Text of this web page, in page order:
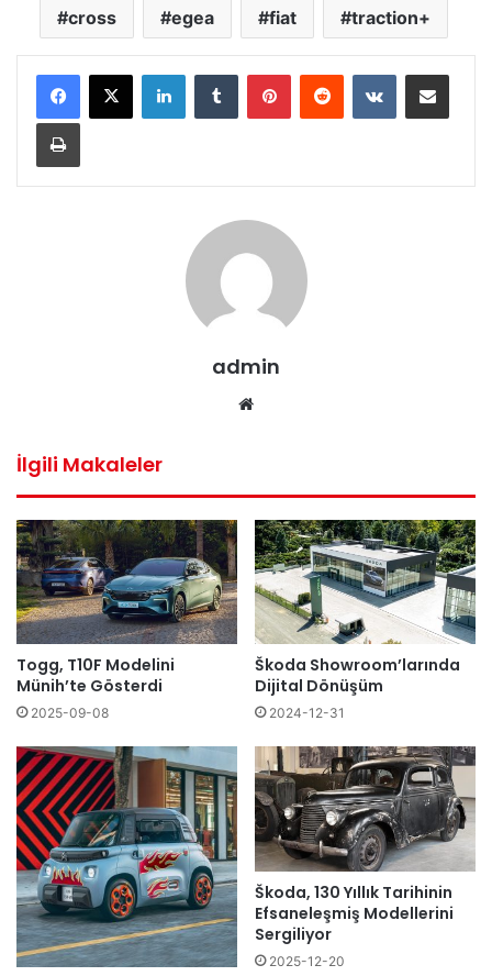
cross egea fiat traction+
LinkedInTumblr PinterestReddit VKontakteE-Posta ile paylaş
Yazdır
admin
İlgili Makaleler
Togg, T10F Modelini
Münih’te Gösterdi
2025-09-08
Škoda Showroom’larında
Dijital Dönüşüm
2024-12-31
Škoda, 130 Yıllık Tarihinin
Efsaneleşmiş Modellerini
Sergiliyor
2025-12-20